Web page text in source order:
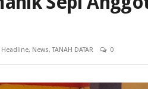
Headline, News,TANAH DATAR 0